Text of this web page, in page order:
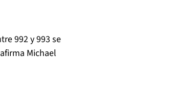
992 y 993 se
Michael